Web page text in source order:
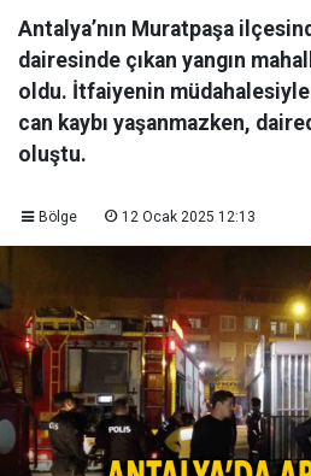
Antalya’nın Muratpaşa
dairesinde çıkan yangın
oldu. İtfaiyenin
can kaybı yaşanmazken,
oluştu.
Bölge 12 Ocak 2025 12:13